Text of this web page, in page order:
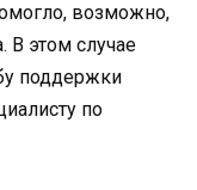
возможно,
В этом случае
поддержки
по